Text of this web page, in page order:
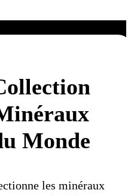
Monde
les minéraux